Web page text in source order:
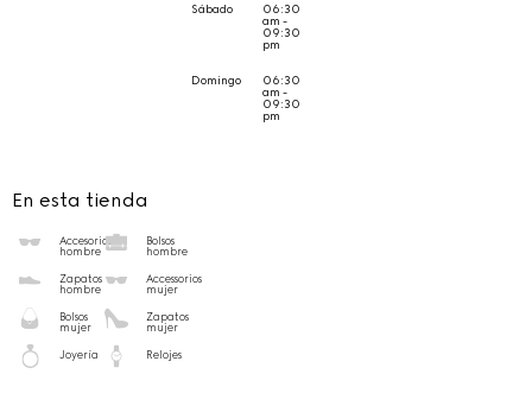
Sábado 06:30
am -
09:30
pm
Domingo 06:30
am -
09:30
pm
En esta tienda
Accesorios
hombre
Bolsos
hombre
Zapatos
hombre
Accessorios
mujer
Bolsos
mujer
Zapatos
mujer
Joyería Relojes